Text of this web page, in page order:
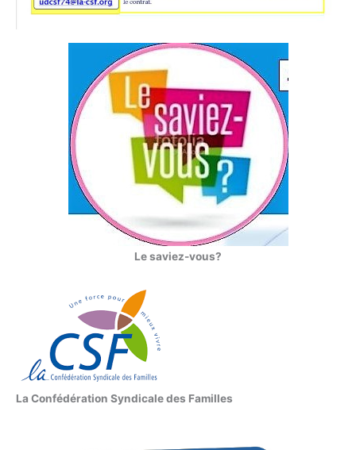
Le saviez-vous?
La Confédération Syndicale des Familles